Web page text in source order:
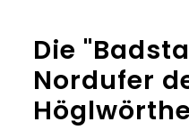
Die
Nordufer